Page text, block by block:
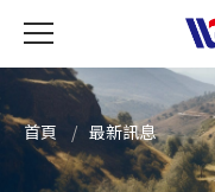
首頁 最新訊息